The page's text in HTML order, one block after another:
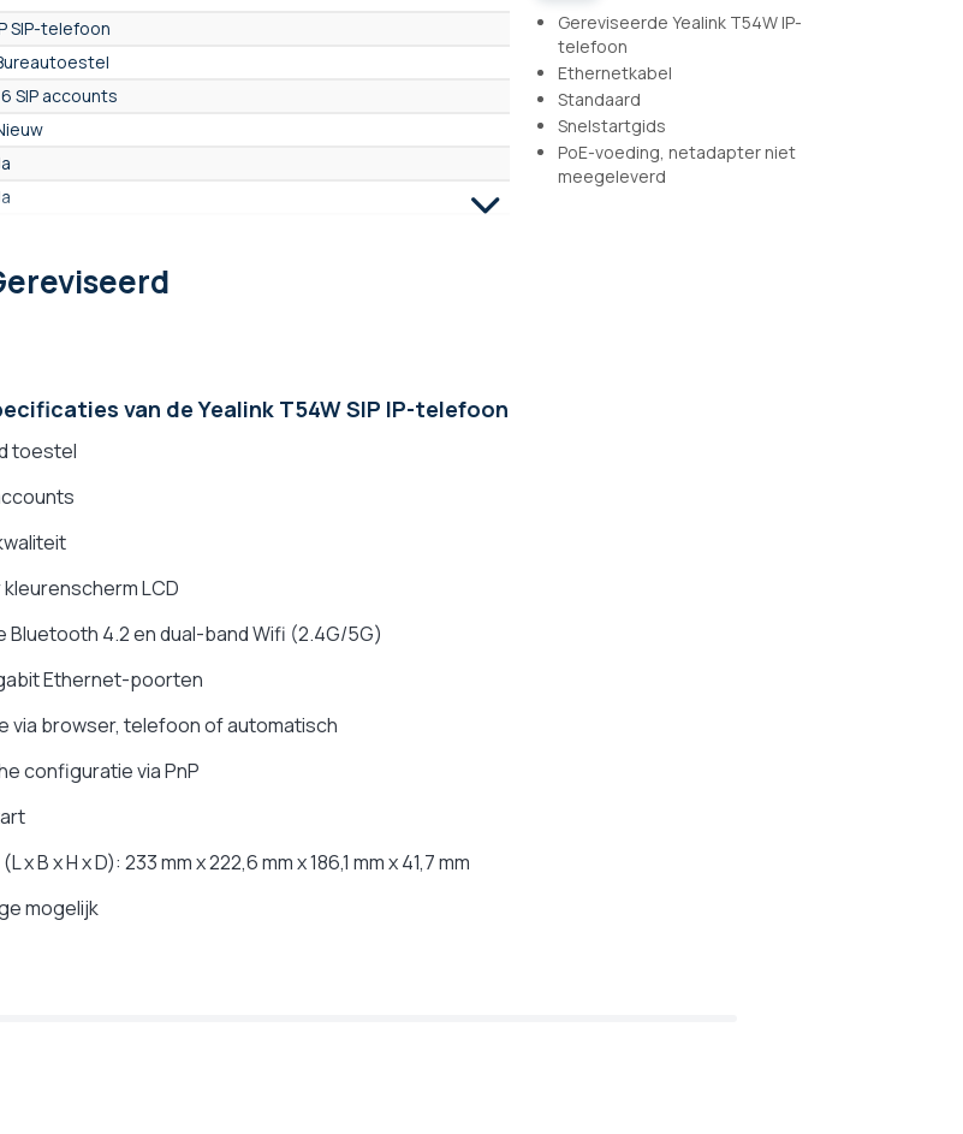
SIP-telefoon
SIP accounts
Full Duplex
Ja
SIP
jaar
Teams SIP gateway, Zoom Phone
Gereviseerde Yealink T54W IP-
telefoon
Ethernetkabel
Standaard
Snelstartgids
PoE-voeding, netadapter niet
meegeleverd
van de Yealink T54W SIP IP-telefoon
toestel
LCD
Bluetooth 4.2 en dual-band Wifi (2.4G/5G)
Ethernet-poorten
via browser, telefoon of automatisch
configuratie via PnP
x B x H x D): 233 mm x 222,6 mm x 186,1 mm x 41,7 mm
mogelijk